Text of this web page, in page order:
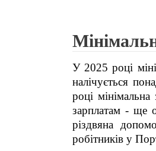
У 2025 році
налічується
році
зарплатам - ще
різдвяна
робітників у